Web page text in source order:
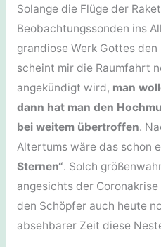
Solange die Flüge der
Beobachtungssonden ins
grandiose Werk Gottes
scheint mir die Raumfahrt
angekündigt wird, man
dann hat man den
bei weitem übertroffen.
Altertums wäre das schon
Sternen“. Solch
angesichts der
den Schöpfer auch heute
absehbarer Zeit diese